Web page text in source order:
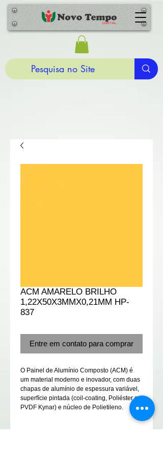
ACM AMARELO BRILHO
1,22X50X3MMX0,21MM HP-
837
Entre em contato para comprar
O Painel de Alumínio Composto (ACM) é
um material moderno e inovador, com duas
chapas de alumínio de espessura variável,
superfície pintada (coil-coating, Poliéster ou
PVDF Kynar) e núcleo de Polietileno.